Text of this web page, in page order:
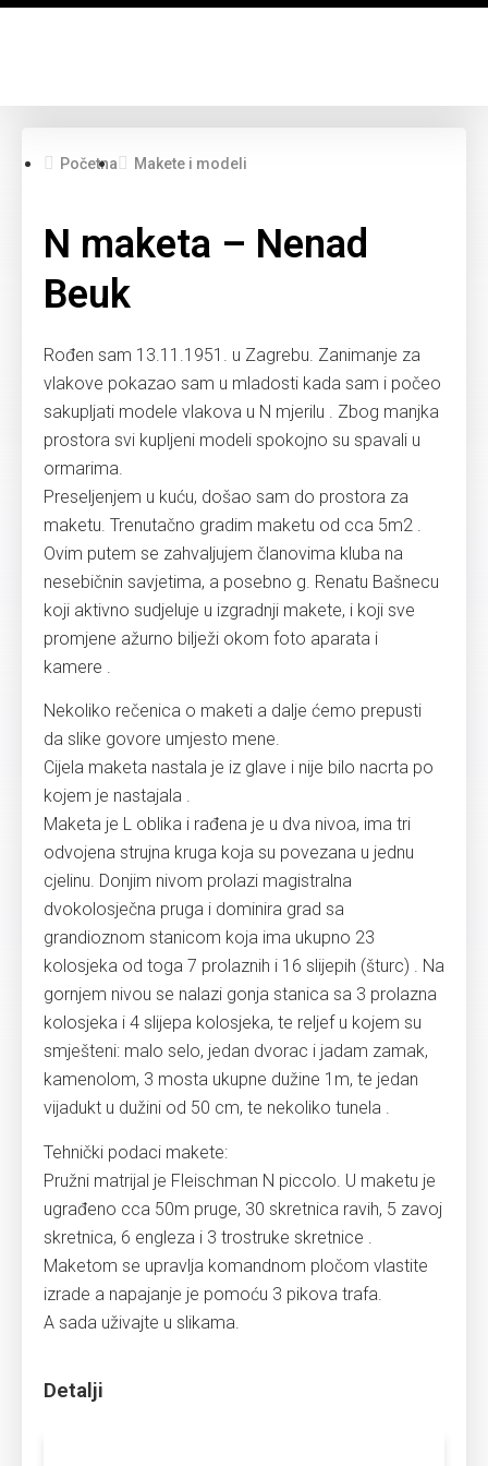
Početna Makete i modeli
N maketa – Nenad
Beuk
Rođen sam 13.11.1951. u Zagrebu. Zanimanje za
vlakove pokazao sam u mladosti kada sam i počeo
sakupljati modele vlakova u N mjerilu . Zbog manjka
prostora svi kupljeni modeli spokojno su spavali u
ormarima.
Preseljenjem u kuću, došao sam do prostora za
maketu. Trenutačno gradim maketu od cca 5m2 .
Ovim putem se zahvaljujem članovima kluba na
nesebičnin savjetima, a posebno g. Renatu Bašnecu
koji aktivno sudjeluje u izgradnji makete, i koji sve
promjene ažurno bilježi okom foto aparata i
kamere .
Nekoliko rečenica o maketi a dalje ćemo prepusti
da slike govore umjesto mene.
Cijela maketa nastala je iz glave i nije bilo nacrta po
kojem je nastajala .
Maketa je L oblika i rađena je u dva nivoa, ima tri
odvojena strujna kruga koja su povezana u jednu
cjelinu. Donjim nivom prolazi magistralna
dvokolosječna pruga i dominira grad sa
grandioznom stanicom koja ima ukupno 23
kolosjeka od toga 7 prolaznih i 16 slijepih (šturc) . Na
gornjem nivou se nalazi gonja stanica sa 3 prolazna
kolosjeka i 4 slijepa kolosjeka, te reljef u kojem su
smješteni: malo selo, jedan dvorac i jadam zamak,
kamenolom, 3 mosta ukupne dužine 1m, te jedan
vijadukt u dužini od 50 cm, te nekoliko tunela .
Tehnički podaci makete:
Pružni matrijal je Fleischman N piccolo. U maketu je
ugrađeno cca 50m pruge, 30 skretnica ravih, 5 zavoj
skretnica, 6 engleza i 3 trostruke skretnice .
Maketom se upravlja komandnom pločom vlastite
izrade a napajanje je pomoću 3 pikova trafa.
A sada uživajte u slikama.
Detalji